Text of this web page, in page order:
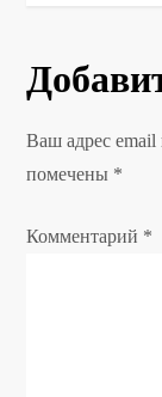
г
а
ц
и
Ваш адрес email
помечены *
Комментарий *